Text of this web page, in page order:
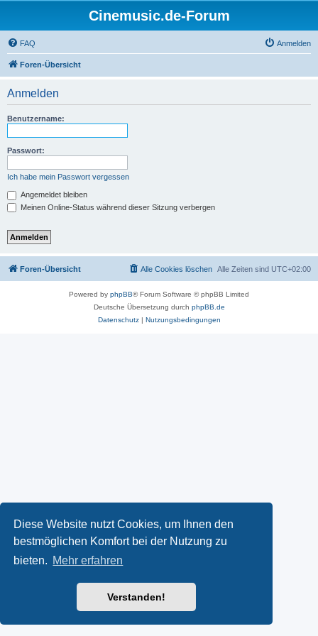
Diese Website nutzt Cookies, um Ihnen den
bestmöglichen Komfort bei der Nutzung zu
bieten. Mehr erfahren
Verstanden!
Cinemusic.de-Forum
FAQ Anmelden
Foren-Übersicht
Anmelden
Benutzername:
Passwort:
Ich habe mein Passwort vergessen
Angemeldet bleiben
Meinen Online-Status während dieser Sitzung verbergen
Foren-Übersicht Alle Zeiten sind UTC+02:00
Alle Cookies löschen
Powered by phpBB® Forum Software © phpBB Limited
Deutsche Übersetzung durch phpBB.de
Datenschutz| Nutzungsbedingungen